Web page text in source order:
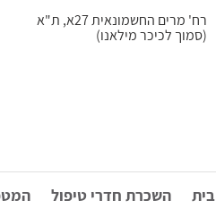
רח' מרים החשמונאית 27א, ת"א
(סמוך לכיכר מילאנו)
בית השכרת חדרי טיפול